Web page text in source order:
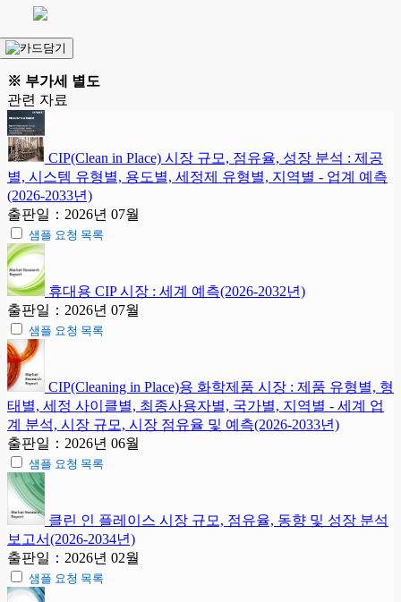
※ 부가세 별도
관련 자료
CIP(Clean in Place) 시장 규모, 점유율, 성장 분석 : 제공
별, 시스템 유형별, 용도별, 세정제 유형별, 지역별 - 업계 예측
(2026-2033년)
출판일：2026년 07월
샘플 요청 목록
휴대용 CIP 시장 : 세계 예측(2026-2032년)
출판일：2026년 07월
샘플 요청 목록
CIP(Cleaning in Place)용 화학제품 시장 : 제품 유형별, 형
태별, 세정 사이클별, 최종사용자별, 국가별, 지역별 - 세계 업
계 분석, 시장 규모, 시장 점유율 및 예측(2026-2033년)
출판일：2026년 06월
샘플 요청 목록
클린 인 플레이스 시장 규모, 점유율, 동향 및 성장 분석
보고서(2026-2034년)
출판일：2026년 02월
샘플 요청 목록